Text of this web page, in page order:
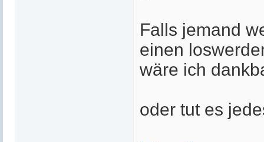
Falls jemand
einen
wäre ich
oder tut es